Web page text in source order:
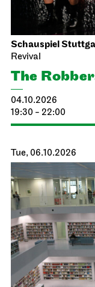
Schauspiel
Revival
The
04.10.2026
19:30 - 22:00
Tue, 06.10.2026